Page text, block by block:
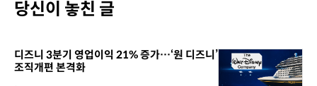
당신이 놓친 글
디즈니 3분기 영업이익 21% 증가…‘원 디즈니’
조직개편 본격화